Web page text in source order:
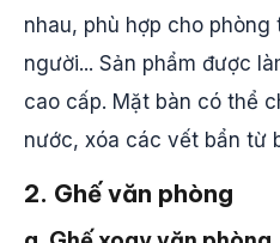
nhau, phù hợp cho
người... Sản phẩm được
cao cấp. Mặt bàn có thể
nước, xóa các vết bẩn từ
2. Ghế văn phòng